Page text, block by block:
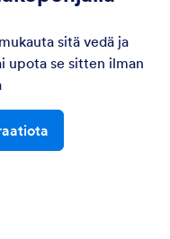
sitä vedä ja
upota se sitten ilman